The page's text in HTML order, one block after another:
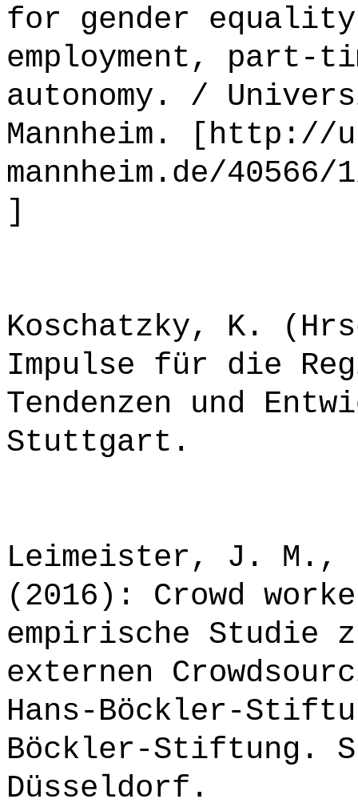
for gender
employment, part-
autonomy. /
Mannheim. [http://
mannheim.de/40566/
]
Koschatzky, K.
Impulse für die
Tendenzen und
Stuttgart.
Leimeister, J. M.,
(2016): Crowd
empirische Studie
externen
Hans-Böckler-
Böckler-Stiftung.
Düsseldorf.